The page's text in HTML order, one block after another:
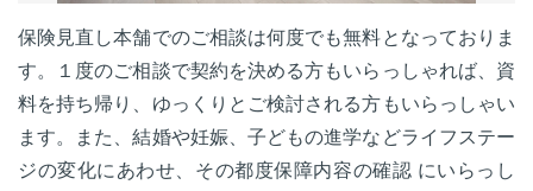
保険見直し本舗でのご相談は何度でも無料となっておりま
す。１度のご相談で契約を決める方もいらっしゃれば、資
料を持ち帰り、ゆっくりとご検討される方もいらっしゃい
ます。また、結婚や妊娠、子どもの進学などライフステー
ジの変化にあわせ、その都度保障内容の確認 にいらっし